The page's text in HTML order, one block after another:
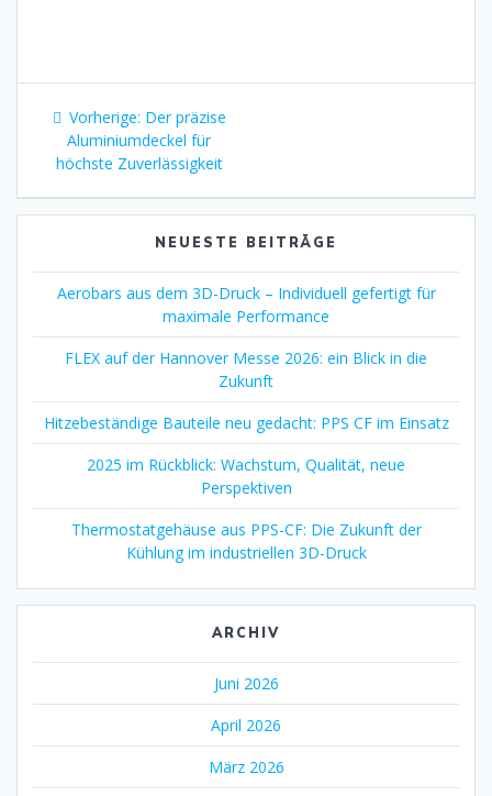
Beitragsnavigation
Vorherige: Vorheriger
Beitrag:
Der präzise
Aluminiumdeckel für
höchste Zuverlässigkeit
NEUESTE BEITRÄGE
Aerobars aus dem 3D-Druck – Individuell gefertigt für
maximale Performance
FLEX auf der Hannover Messe 2026: ein Blick in die
Zukunft
Hitzebeständige Bauteile neu gedacht: PPS CF im Einsatz
2025 im Rückblick: Wachstum, Qualität, neue
Perspektiven
Thermostatgehäuse aus PPS-CF: Die Zukunft der
Kühlung im industriellen 3D-Druck
ARCHIV
Juni 2026
April 2026
März 2026